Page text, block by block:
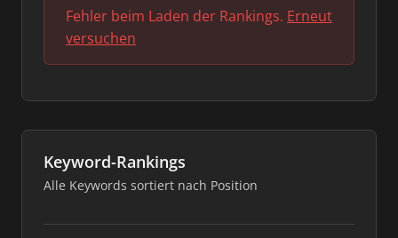
Fehler beim Laden der Rankings. Erneut
versuchen
Keyword-Rankings
Alle Keywords sortiert nach Position